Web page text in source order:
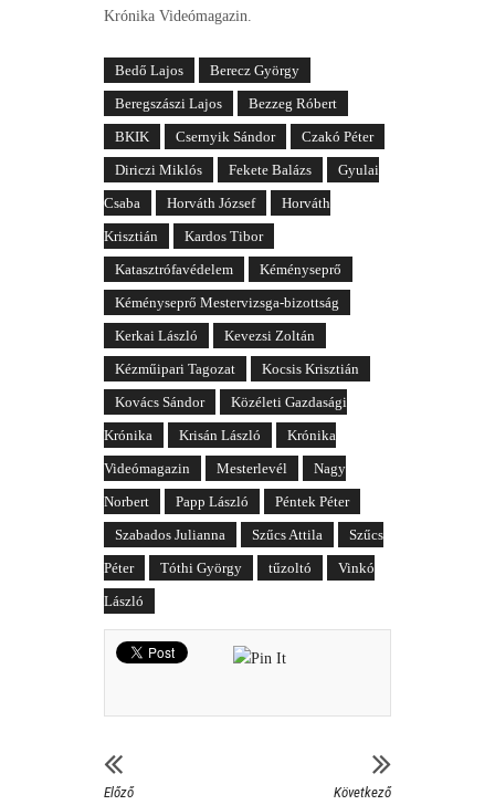
Krónika Videómagazin.
Bedő Lajos
Berecz György
Beregszászi Lajos
Bezzeg Róbert
BKIK
Csernyik Sándor
Czakó Péter
Diriczi Miklós
Fekete Balázs
Gyulai
Csaba
Horváth József
Horváth
Krisztián
Kardos Tibor
Katasztrófavédelem
Kéményseprő
Kéményseprő Mestervizsga-bizottság
Kerkai László
Kevezsi Zoltán
Kézműipari Tagozat
Kocsis Krisztián
Kovács Sándor
Közéleti Gazdasági
Krónika
Krisán László
Krónika
Videómagazin
Mesterlevél
Nagy
Norbert
Papp László
Péntek Péter
Szabados Julianna
Szűcs Attila
Szűcs
Péter
Tóthi György tűzoltó
Vinkó
László
Előző Következő